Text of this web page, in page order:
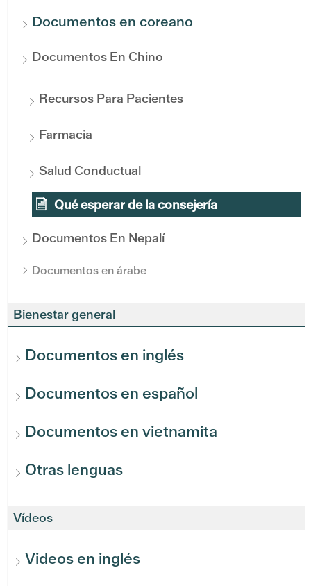
Documentos en coreano
Documentos En Chino
Recursos Para Pacientes
Farmacia
Salud Conductual
Qué esperar de la consejería
Documentos En Nepalí
Documentos en árabe
Bienestar general
Documentos en inglés
Documentos en español
Documentos en vietnamita
Otras lenguas
Vídeos
Videos en inglés